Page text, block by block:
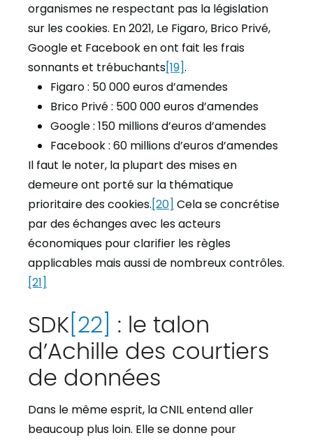
organismes ne respectant pas la législation
sur les cookies. En 2021, Le Figaro, Brico Privé,
Google et Facebook en ont fait les frais
sonnants et trébuchants[19].
Figaro : 50 000 euros d’amendes
Brico Privé : 500 000 euros d’amendes
Google : 150 millions d’euros d’amendes
Facebook : 60 millions d’euros d’amendes
Il faut le noter, la plupart des mises en
demeure ont porté sur la thématique
prioritaire des cookies.[20] Cela se concrétise
par des échanges avec les acteurs
économiques pour clarifier les règles
applicables mais aussi de nombreux contrôles.
[21]
SDK [22] : le talon
d’Achille des courtiers
de données
Dans le même esprit, la CNIL entend aller
beaucoup plus loin. Elle se donne pour